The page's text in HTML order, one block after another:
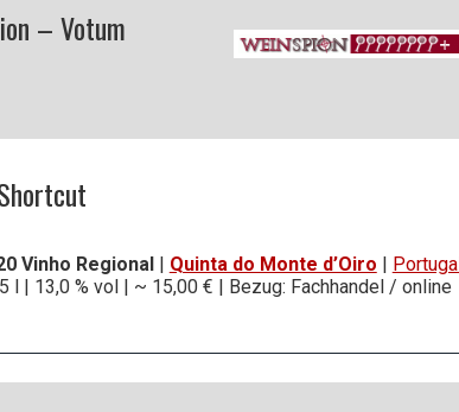
– Votum
Vinho Regional Quinta do Monte d’Oiro Portugal
l | 13,0 % vol | ~ 15,00 € | Bezug: Fachhandel / online